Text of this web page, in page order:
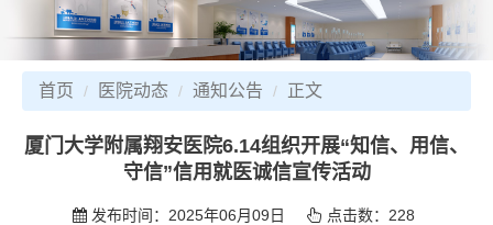
首页 医院动态 通知公告 正文
厦门大学附属翔安医院6.14组织开展“知信、用信、
守信”信用就医诚信宣传活动
发布时间：2025年06月09日 点击数： 228